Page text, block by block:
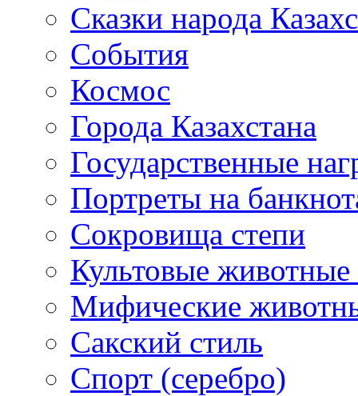
Сказки народа
События
Космос
Города Казахстана
Государственные
Портреты на
Сокровища степи
Культовые
Мифические
Сакский стиль
Спорт (серебро)